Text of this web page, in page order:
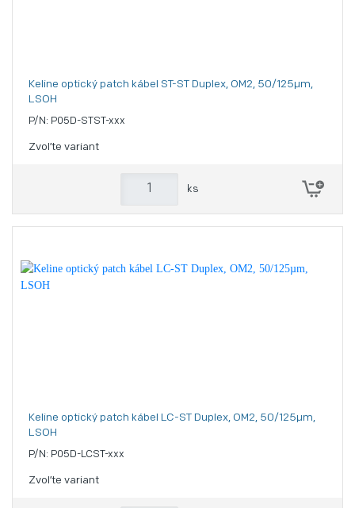
Keline optický patch kábel ST-ST Duplex, OM2, 50/125µm,
LSOH
P/N: P05D-STST-xxx
Zvoľte variant
ks
Keline optický patch kábel LC-ST Duplex, OM2, 50/125µm,
LSOH
P/N: P05D-LCST-xxx
Zvoľte variant